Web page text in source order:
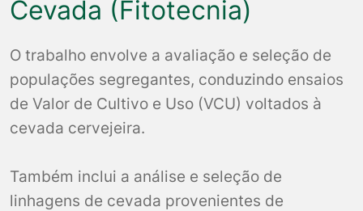
Cevada (Fitotecnia)
O trabalho envolve a avaliação e seleção de
populações segregantes, conduzindo ensaios
de Valor de Cultivo e Uso (VCU) voltados à
cevada cervejeira.
Também inclui a análise e seleção de
linhagens de cevada provenientes de